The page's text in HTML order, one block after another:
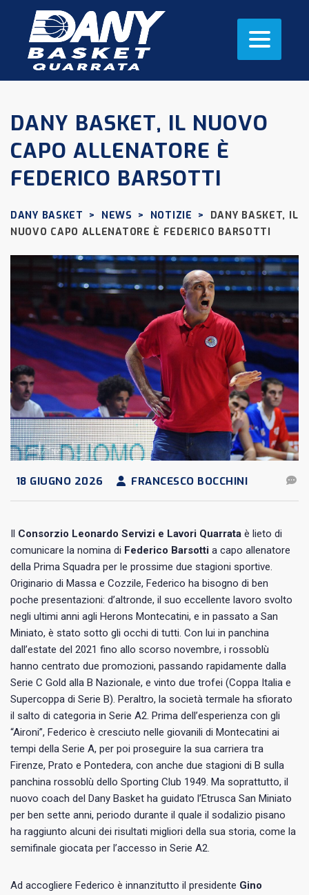
DANY BASKET, IL NUOVO
CAPO ALLENATORE È
FEDERICO BARSOTTI
DANY BASKET > NEWS > NOTIZIE >
DANY BASKET, IL
NUOVO CAPO ALLENATORE È FEDERICO BARSOTTI
18 GIUGNO 2026 FRANCESCO BOCCHINI
Il Consorzio Leonardo Servizi e Lavori Quarrata è lieto di
comunicare la nomina di Federico Barsotti a capo allenatore
della Prima Squadra per le prossime due stagioni sportive.
Originario di Massa e Cozzile, Federico ha bisogno di ben
poche presentazioni: d’altronde, il suo eccellente lavoro svolto
negli ultimi anni agli Herons Montecatini, e in passato a San
Miniato, è stato sotto gli occhi di tutti. Con lui in panchina
dall’estate del 2021 fino allo scorso novembre, i rossoblù
hanno centrato due promozioni, passando rapidamente dalla
Serie C Gold alla B Nazionale, e vinto due trofei (Coppa Italia e
Supercoppa di Serie B). Peraltro, la società termale ha sfiorato
il salto di categoria in Serie A2. Prima dell’esperienza con gli
“Aironi”, Federico è cresciuto nelle giovanili di Montecatini ai
tempi della Serie A, per poi proseguire la sua carriera tra
Firenze, Prato e Pontedera, con anche due stagioni di B sulla
panchina rossoblù dello Sporting Club 1949. Ma soprattutto, il
nuovo coach del Dany Basket ha guidato l’Etrusca San Miniato
per ben sette anni, periodo durante il quale il sodalizio pisano
ha raggiunto alcuni dei risultati migliori della sua storia, come la
semifinale giocata per l’accesso in Serie A2.
Ad accogliere Federico è innanzitutto il presidente Gino